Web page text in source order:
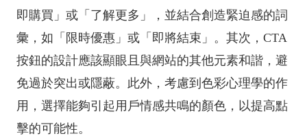
即購買」或「了解更多」，並結合創造緊迫感的詞
彙，如「限時優惠」或「即將結束」。其次，CTA
按鈕的設計應該顯眼且與網站的其他元素和諧，避
免過於突出或隱蔽。此外，考慮到色彩心理學的作
用，選擇能夠引起用戶情感共鳴的顏色，以提高點
擊的可能性。